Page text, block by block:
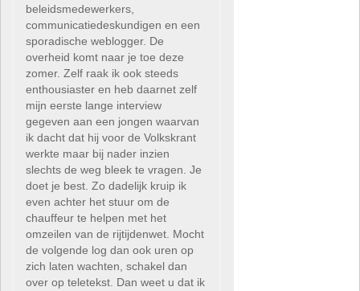
beleidsmedewerkers,
communicatiedeskundigen en een
sporadische weblogger. De
overheid komt naar je toe deze
zomer. Zelf raak ik ook steeds
enthousiaster en heb daarnet zelf
mijn eerste lange interview
gegeven aan een jongen waarvan
ik dacht dat hij voor de Volkskrant
werkte maar bij nader inzien
slechts de weg bleek te vragen. Je
doet je best. Zo dadelijk kruip ik
even achter het stuur om de
chauffeur te helpen met het
omzeilen van de rijtijdenwet. Mocht
de volgende log dan ook uren op
zich laten wachten, schakel dan
over op teletekst. Dan weet u dat ik